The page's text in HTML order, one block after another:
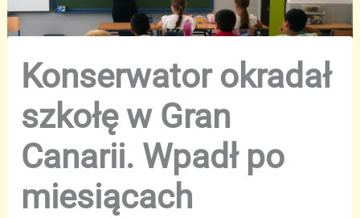
Konserwator okradał
szkołę w Gran
Canarii. Wpadł po
miesiącach